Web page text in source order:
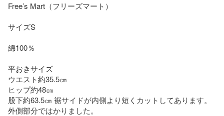
Free’s Mart（フリーズマート）
サイズS
綿100％
平おきサイズ
ウエスト約35.5㎝
ヒップ約48㎝
股下約63.5㎝ 裾サイドが内側より短くカットしてあります。
外側部分ではかりました。